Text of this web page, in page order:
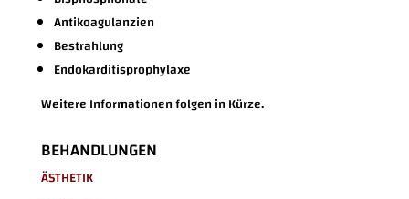
Antikoagulanzien
Bestrahlung
Endokarditisprophylaxe
Weitere Informationen folgen in Kürze.
BEHANDLUNGEN
ÄSTHETIK